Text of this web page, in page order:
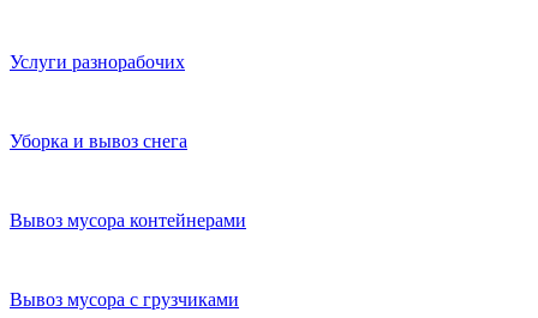
Услуги разнорабочих
Уборка и вывоз снега
Вывоз мусора контейнерами
Вывоз мусора с грузчиками